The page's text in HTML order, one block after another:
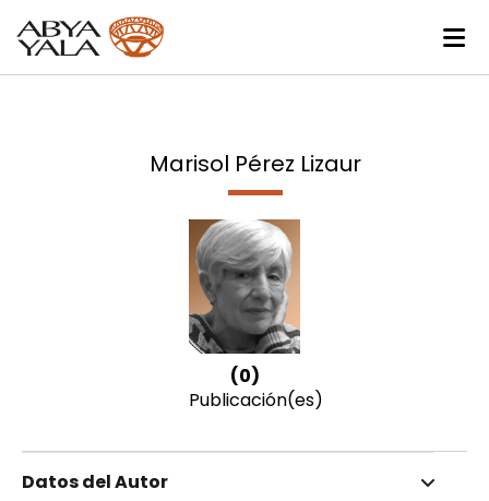
Marisol Pérez Lizaur
(0)
Publicación(es)
Datos del Autor